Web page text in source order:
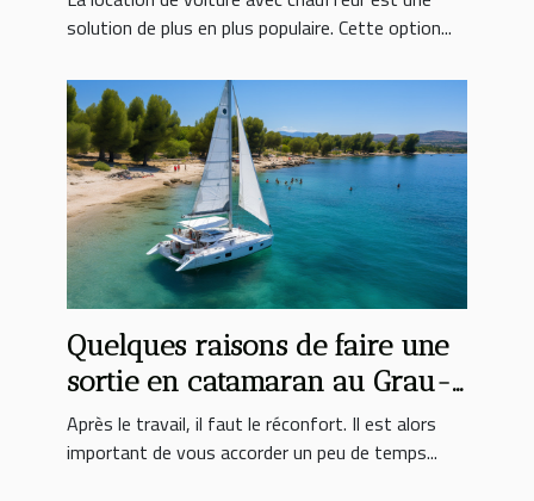
solution de plus en plus populaire. Cette option...
Quelques raisons de faire une
sortie en catamaran au Grau-
du-Roi
Après le travail, il faut le réconfort. Il est alors
important de vous accorder un peu de temps...